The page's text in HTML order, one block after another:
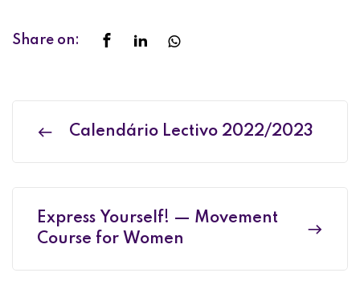
Share on:
Calendário Lectivo 2022/2023
Express Yourself! — Movement
Course for Women